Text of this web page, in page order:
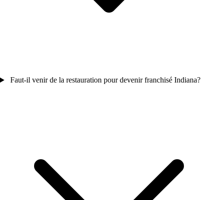
Faut-il venir de la restauration pour devenir franchisé Indiana?